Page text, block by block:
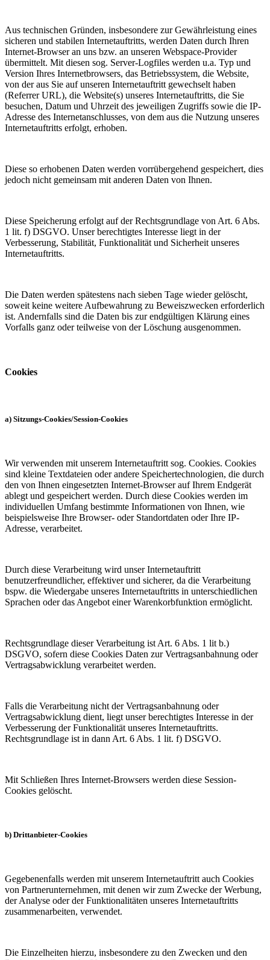
Aus technischen Gründen, insbesondere zur Gewährleistung eines
sicheren und stabilen Internetauftritts, werden Daten durch Ihren
Internet-Browser an uns bzw. an unseren Webspace-Provider
übermittelt. Mit diesen sog. Server-Logfiles werden u.a. Typ und
Version Ihres Internetbrowsers, das Betriebssystem, die Website,
von der aus Sie auf unseren Internetauftritt gewechselt haben
(Referrer URL), die Website(s) unseres Internetauftritts, die Sie
besuchen, Datum und Uhrzeit des jeweiligen Zugriffs sowie die IP-
Adresse des Internetanschlusses, von dem aus die Nutzung unseres
Internetauftritts erfolgt, erhoben.
Diese so erhobenen Daten werden vorrübergehend gespeichert, dies
jedoch nicht gemeinsam mit anderen Daten von Ihnen.
Diese Speicherung erfolgt auf der Rechtsgrundlage von Art. 6 Abs.
1 lit. f) DSGVO. Unser berechtigtes Interesse liegt in der
Verbesserung, Stabilität, Funktionalität und Sicherheit unseres
Internetauftritts.
Die Daten werden spätestens nach sieben Tage wieder gelöscht,
soweit keine weitere Aufbewahrung zu Beweiszwecken erforderlich
ist. Andernfalls sind die Daten bis zur endgültigen Klärung eines
Vorfalls ganz oder teilweise von der Löschung ausgenommen.
Cookies
a) Sitzungs-Cookies/Session-Cookies
Wir verwenden mit unserem Internetauftritt sog. Cookies. Cookies
sind kleine Textdateien oder andere Speichertechnologien, die durch
den von Ihnen eingesetzten Internet-Browser auf Ihrem Endgerät
ablegt und gespeichert werden. Durch diese Cookies werden im
individuellen Umfang bestimmte Informationen von Ihnen, wie
beispielsweise Ihre Browser- oder Standortdaten oder Ihre IP-
Adresse, verarbeitet.
Durch diese Verarbeitung wird unser Internetauftritt
benutzerfreundlicher, effektiver und sicherer, da die Verarbeitung
bspw. die Wiedergabe unseres Internetauftritts in unterschiedlichen
Sprachen oder das Angebot einer Warenkorbfunktion ermöglicht.
Rechtsgrundlage dieser Verarbeitung ist Art. 6 Abs. 1 lit b.)
DSGVO, sofern diese Cookies Daten zur Vertragsanbahnung oder
Vertragsabwicklung verarbeitet werden.
Falls die Verarbeitung nicht der Vertragsanbahnung oder
Vertragsabwicklung dient, liegt unser berechtigtes Interesse in der
Verbesserung der Funktionalität unseres Internetauftritts.
Rechtsgrundlage ist in dann Art. 6 Abs. 1 lit. f) DSGVO.
Mit Schließen Ihres Internet-Browsers werden diese Session-
Cookies gelöscht.
b) Drittanbieter-Cookies
Gegebenenfalls werden mit unserem Internetauftritt auch Cookies
von Partnerunternehmen, mit denen wir zum Zwecke der Werbung,
der Analyse oder der Funktionalitäten unseres Internetauftritts
zusammenarbeiten, verwendet.
Die Einzelheiten hierzu, insbesondere zu den Zwecken und den